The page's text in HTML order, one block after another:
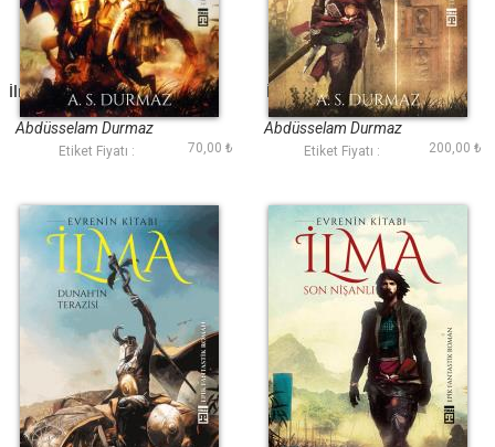
İlma II - Lanetli Duvar
Abdüsselam Durmaz
Etiket Fiyatı : 70,00 ₺
İlma IV - Son Savaş
Abdüsselam Durmaz
Etiket Fiyatı : 200,00 ₺